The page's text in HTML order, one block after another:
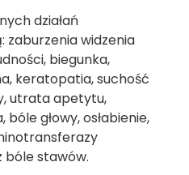
działań
zaburzenia widzenia
biegunka,
keratopatia, suchość
utrata apetytu,
głowy, osłabienie,
bóle stawów.